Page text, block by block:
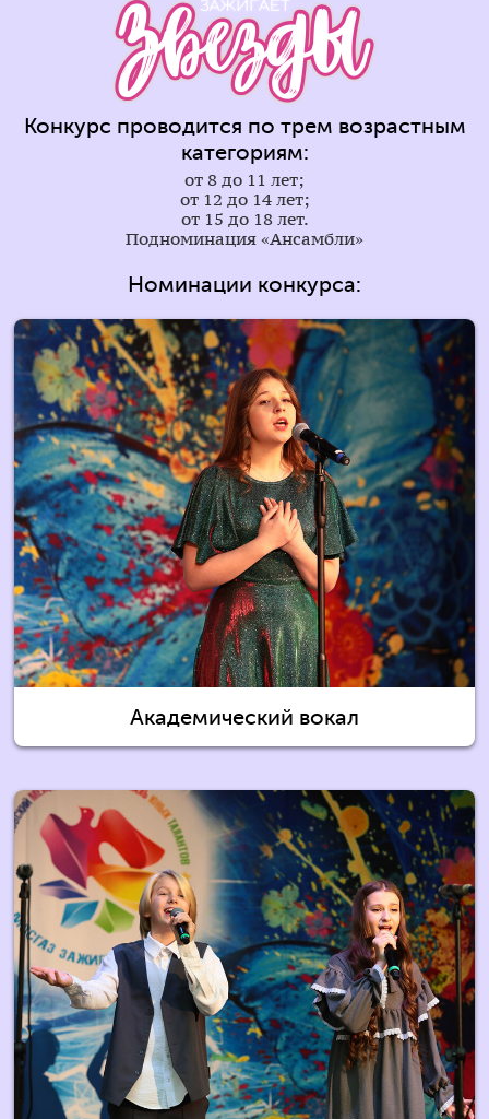
Академический вокал
Конкурс проводится по трем возрастным
категориям:
от 8 до 11 лет;
от 12 до 14 лет;
от 15 до 18 лет.
Подноминация «Ансамбли»
Номинации конкурса: